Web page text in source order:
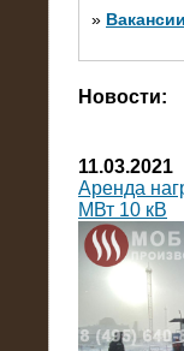
» Вакансии
Новости:
11.03.2021
Аренда
МВт 10 кВ